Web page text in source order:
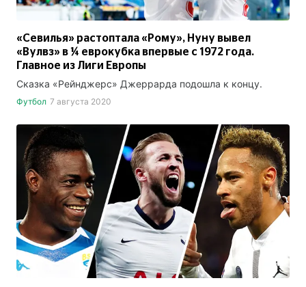
«Севилья» растоптала «Рому», Нуну вывел
«Вулвз» в ¼ еврокубка впервые с 1972 года.
Главное из Лиги Европы
Сказка «Рейнджерс» Джеррарда подошла к концу.
Футбол 7 августа 2020